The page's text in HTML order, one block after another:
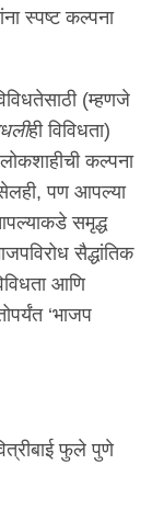
स्पष्ट कल्पना
(म्हणजे
ही विविधता)
कल्पना
पण आपल्या
समृद्ध
सैद्धांतिक
आणि
‘भाजप
फुले पुणे